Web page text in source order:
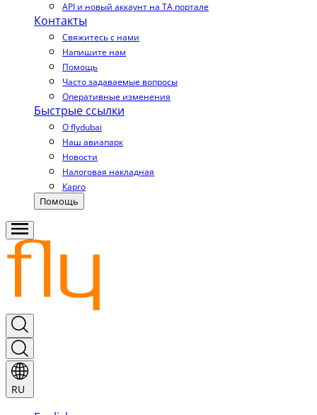
API и новый аккаунт на TA портале
Контакты
Свяжитесь с нами
Напишите нам
Помощь
Часто задаваемые вопросы
Оперативные изменения
Быстрые ссылки
О flydubai
Наш авиапарк
Новости
Налоговая накладная
Карго
Помощь
RU